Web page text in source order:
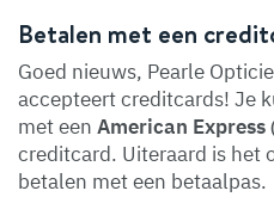
Betalen met een
Goed nieuws, Pearle
accepteert creditcards! Je
met een American Express
creditcard. Uiteraard is het
betalen met een betaalpas.